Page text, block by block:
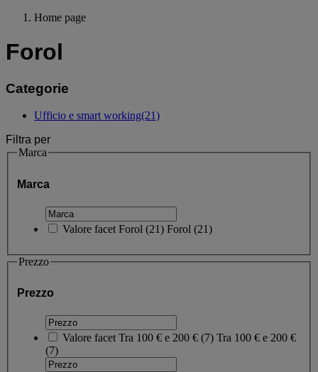
Home page
Forol
Categorie
Ufficio e smart working(21)
Filtra per
Marca
Marca
Valore facet Forol (21) Forol (21)
Prezzo
Prezzo
Valore facet Tra 100 € e 200 € (7) Tra 100 € e 200 €
(7)